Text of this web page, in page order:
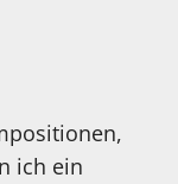
ich ein